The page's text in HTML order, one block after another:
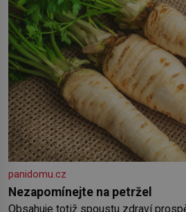
panidomu.cz
Nezapomínejte na petržel
Obsahuje totiž spoustu zdraví